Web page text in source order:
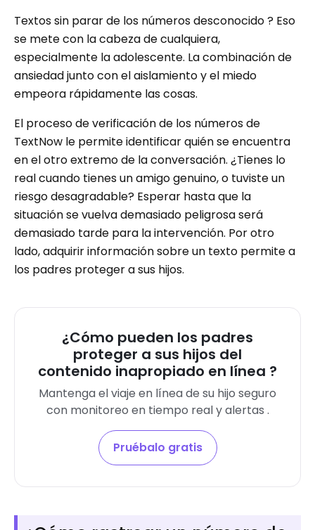
Textos sin parar de los números desconocido ? Eso
se mete con la cabeza de cualquiera,
especialmente la adolescente. La combinación de
ansiedad junto con el aislamiento y el miedo
empeora rápidamente las cosas.
El proceso de verificación de los números de
TextNow le permite identificar quién se encuentra
en el otro extremo de la conversación. ¿Tienes lo
real cuando tienes un amigo genuino, o tuviste un
riesgo desagradable? Esperar hasta que la
situación se vuelva demasiado peligrosa será
demasiado tarde para la intervención. Por otro
lado, adquirir información sobre un texto permite a
los padres proteger a sus hijos.
¿Cómo pueden los padres
proteger a sus hijos del
contenido inapropiado en línea ?
Mantenga el viaje en línea de su hijo seguro
con monitoreo en tiempo real y alertas .
Pruébalo gratis